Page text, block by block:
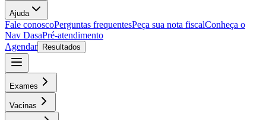
Ajuda
Fale conoscoPerguntas frequentesPeça sua nota fiscalConheça o
Nav DasaPré-atendimento
Agendar
Resultados
Exames
Vacinas